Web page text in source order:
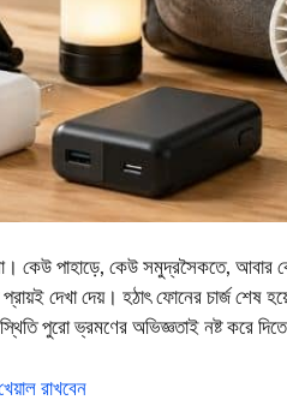
কেউ পাহাড়ে, কেউ সমুদ্রসৈকতে,
দেখা দেয়। হঠাৎ ফোনের চার্জ শেষ হয়ে
পুরো ভ্রমণের অভিজ্ঞতাই নষ্ট করে
রাখবেন